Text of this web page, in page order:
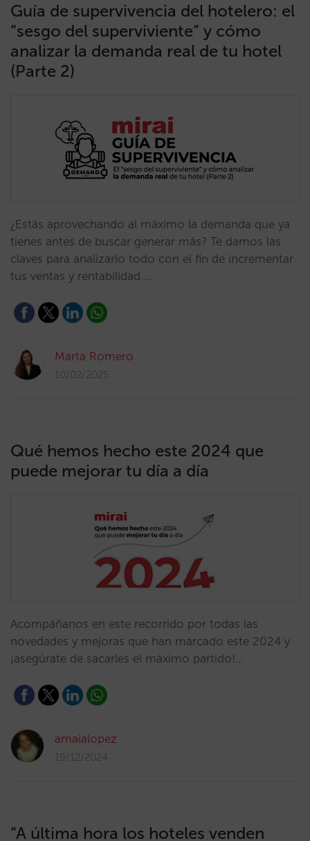
Guía de supervivencia del hotelero: el
“sesgo del superviviente” y cómo
analizar la demanda real de tu hotel
(Parte 2)
¿Estás aprovechando al máximo la demanda que ya
tienes antes de buscar generar más? Te damos las
claves para analizarlo todo con el fin de incrementar
tus ventas y rentabilidad.…
Marta Romero
10/02/2025
Qué hemos hecho este 2024 que
puede mejorar tu día a día
Acompáñanos en este recorrido por todas las
novedades y mejoras que han marcado este 2024 y
¡asegúrate de sacarles el máximo partido!…
amaialopez
19/12/2024
“A última hora los hoteles venden